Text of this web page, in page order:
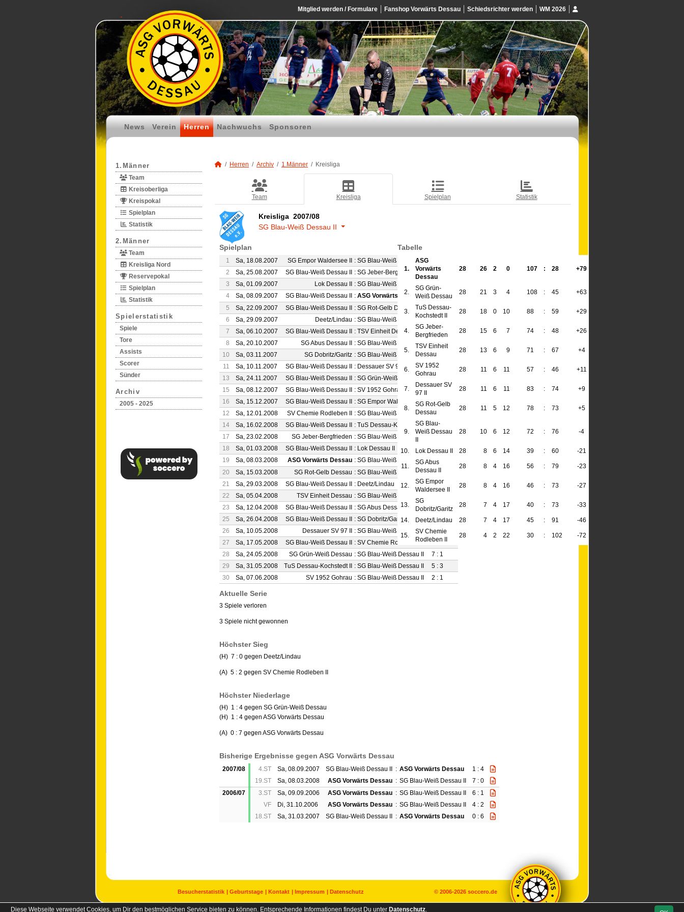
Mitglied werden / Formulare Fanshop Vorwärts Dessau Schiedsrichter werden WM 2026
News Verein Herren Nachwuchs Sponsoren
1.Männer
Team
Kreisoberliga
Kreispokal
Spielplan
Statistik
2.Männer
Team
Kreisliga Nord
Reservepokal
Spielplan
Statistik
Spielerstatistik
Spiele
Tore
Assists
Scorer
Sünder
Archiv
2005 - 2025
Herren Archiv 1.Männer Kreisliga
Team Kreisliga Spielplan Statistik
Kreisliga 2007/08
SG Blau-Weiß Dessau II
Spielplan
1 Sa, 18.08.2007 SG Empor Waldersee II : SG Blau-Weiß Dessau II
2
Sa, 25.08.2007 SG Blau-Weiß Dessau II : SG Jeber-Bergfrieden
1 : 3
3
Sa, 01.09.2007 Lok Dessau II : SG Blau-Weiß Dessau II
0 : 2
4
Sa, 08.09.2007 SG Blau-Weiß Dessau II : ASG Vorwärts Dessau
1 : 4
5
Sa, 22.09.2007 SG Blau-Weiß Dessau II : SG Rot-Gelb Dessau
5 : 3
6
Sa, 29.09.2007 Deetz/Lindau : SG Blau-Weiß Dessau II
3 : 1
7
Sa, 06.10.2007 SG Blau-Weiß Dessau II : TSV Einheit Dessau
5 : 4
8
Sa, 20.10.2007 SG Abus Dessau II : SG Blau-Weiß Dessau II
2 : 1
10
Sa, 03.11.2007 SG Dobritz/Garitz : SG Blau-Weiß Dessau II
4 : 2
11
Sa, 10.11.2007 SG Blau-Weiß Dessau II : Dessauer SV 97 II
2 : 2
13
Sa, 24.11.2007 SG Blau-Weiß Dessau II : SG Grün-Weiß Dessau
15
Sa, 08.12.2007 SG Blau-Weiß Dessau II : SV 1952 Gohrau
16
Sa, 15.12.2007 SG Blau-Weiß Dessau II : SG Empor Waldersee II
5 : 1
12
Sa, 12.01.2008 SV Chemie Rodleben II : SG Blau-Weiß Dessau II
2 : 5
14
Sa, 16.02.2008 SG Blau-Weiß Dessau II : TuS Dessau-Kochstedt II
7 : 4
17
Sa, 23.02.2008 SG Jeber-Bergfrieden : SG Blau-Weiß Dessau II
18
Sa, 01.03.2008 SG Blau-Weiß Dessau II : Lok Dessau II
0 : 1
19
Sa, 08.03.2008 ASG Vorwärts Dessau : SG Blau-Weiß Dessau II
7 : 0
20
Sa, 15.03.2008 SG Rot-Gelb Dessau : SG Blau-Weiß Dessau II
5 : 1
21
Sa, 29.03.2008 SG Blau-Weiß Dessau II : Deetz/Lindau
7 : 0
22
Sa, 05.04.2008 TSV Einheit Dessau : SG Blau-Weiß Dessau II
23
Sa, 12.04.2008 SG Blau-Weiß Dessau II : SG Abus Dessau II
3 : 3
25
Sa, 26.04.2008 SG Blau-Weiß Dessau II : SG Dobritz/Garitz
3 : 0
26
Sa, 10.05.2008 Dessauer SV 97 II : SG Blau-Weiß Dessau II
2 : 4
27
Sa, 17.05.2008 SG Blau-Weiß Dessau II : SV Chemie Rodleben II
4 : 1
28
Sa, 24.05.2008 SG Grün-Weiß Dessau : SG Blau-Weiß Dessau II
7 : 1
29
Sa, 31.05.2008 TuS Dessau-Kochstedt II : SG Blau-Weiß Dessau II
5 : 3
30
Sa, 07.06.2008 SV 1952 Gohrau : SG Blau-Weiß Dessau II 2 : 1
Tabelle
1.
ASG
Vorwärts
Dessau
28 26 2 0 107 : 28 +79
2.
SG Grün-
Weiß Dessau
28 21 3 4 108 : 45 +63
3.
TuS Dessau-
Kochstedt II
28 18 0 10 88 : 59 +29
4.
SG Jeber-
Bergfrieden
28 15 6 7 74 : 48 +26
5.
TSV Einheit
Dessau
28 13 6 9 71 : 67 +4
6.
SV 1952
Gohrau
28 11 6 11 57 : 46 +11
7.
Dessauer SV
97 II
28 11 6 11 83 : 74 +9
8.
SG Rot-Gelb
Dessau
28 11 5 12 78 : 73 +5
9.
SG Blau-
Weiß Dessau
28 10 6 12 72 : 76 -4
10. Lok Dessau II 28 8 6 14 39 : 60 -21
11.
SG Abus
Dessau II
28 8 4 16 56 : 79 -23
12.
SG Empor
Waldersee II
28 8 4 16 46 : 73 -27
13.
SG
Dobritz/Garitz
28 7 4 17 40 : 73 -33
14. Deetz/Lindau 28 7 4 17 45 : 91 -46
15.
SV Chemie
Rodleben II
28 4 2 22 30 : 102 -72
Aktuelle Serie
3 Spiele verloren
3 Spiele nicht gewonnen
Höchster Sieg
(H) 7 : 0 gegen Deetz/Lindau
(A) 5 : 2 gegen SV Chemie Rodleben II
Höchster Niederlage
(H) 1 : 4 gegen SG Grün-Weiß Dessau
(H) 1 : 4 gegen ASG Vorwärts Dessau
(A) 0 : 7 gegen ASG Vorwärts Dessau
Bisherige Ergebnisse gegen ASG Vorwärts Dessau
2007/08 4.ST Sa, 08.09.2007 SG Blau-Weiß Dessau II : ASG Vorwärts Dessau
1 : 4
19.ST
Sa, 08.03.2008 ASG Vorwärts Dessau : SG Blau-Weiß Dessau II
7 : 0
2006/07
3.ST Sa, 09.09.2006 ASG Vorwärts Dessau : SG Blau-Weiß Dessau II
6 : 1
VF
Di, 31.10.2006 ASG Vorwärts Dessau : SG Blau-Weiß Dessau II
4 : 2
18.ST
Sa, 31.03.2007 SG Blau-Weiß Dessau II : ASG Vorwärts Dessau 0 : 6
Besucherstatistik Geburtstage Kontakt Impressum Datenschutz © 2006-2026 soccero.de
Diese Webseite verwendet Cookies, um Dir den bestmöglichen Service bieten zu können. Entsprechende Informationen findest Du unter Datenschutz.